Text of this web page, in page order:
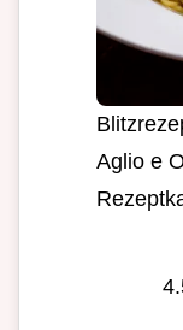
Aglio e